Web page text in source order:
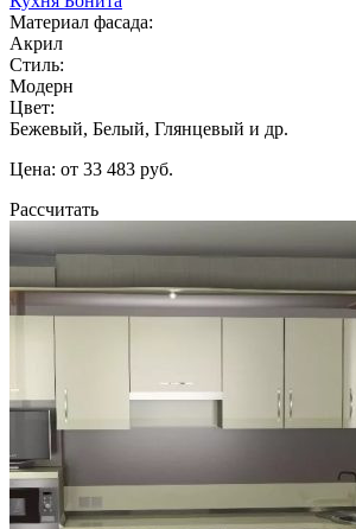
Материал фасада:
Акрил
Стиль:
Модерн
Цвет:
Бежевый, Белый, Глянцевый и др.
Цена: от 33 483 руб.
Рассчитать